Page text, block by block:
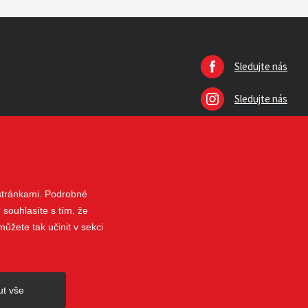
Sledujte nás
Sledujte nás
Podrobné
souhlasíte s tím, že
tak učinit v sekci
vše